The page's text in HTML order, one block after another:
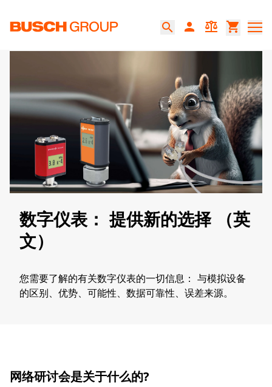
search person balance shopping_cart
数字仪表： 提供新的选择 （英
文）
您需要了解的有关数字仪表的一切信息： 与模拟设备
的区别、优势、可能性、数据可靠性、误差来源。
网络研讨会是关于什么的?